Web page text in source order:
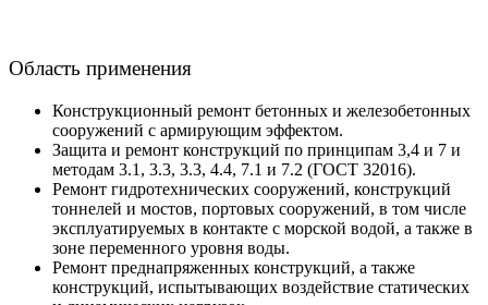
Область применения
Конструкционный ремонт бетонных и железобетонных
сооружений с армирующим эффектом.
Защита и ремонт конструкций по принципам 3,4 и 7 и
методам 3.1, 3.3, 3.3, 4.4, 7.1 и 7.2 (ГОСТ 32016).
Ремонт гидротехнических сооружений, конструкций
тоннелей и мостов, портовых сооружений, в том числе
эксплуатируемых в контакте с морской водой, а также в
зоне переменного уровня воды.
Ремонт преднапряженных конструкций, а также
конструкций, испытывающих воздействие статических